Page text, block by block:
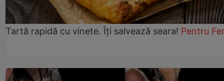
Tartă rapidă cu vinete. Îți salvează seara! Pentru